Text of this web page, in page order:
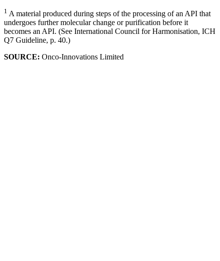
1 A material produced during steps of the processing of an API that
undergoes further molecular change or purification before it
becomes an API. (See International Council for Harmonisation, ICH
Q7 Guideline, p. 40.)
SOURCE: Onco-Innovations Limited